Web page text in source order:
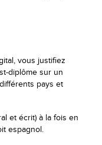
vous justifiez
diplôme sur un
pays et
et écrit) à la fois en
espagnol.